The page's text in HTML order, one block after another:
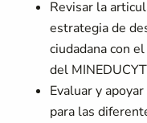
Revisar la
estrategia de
ciudadana con
del
Evaluar y
para las